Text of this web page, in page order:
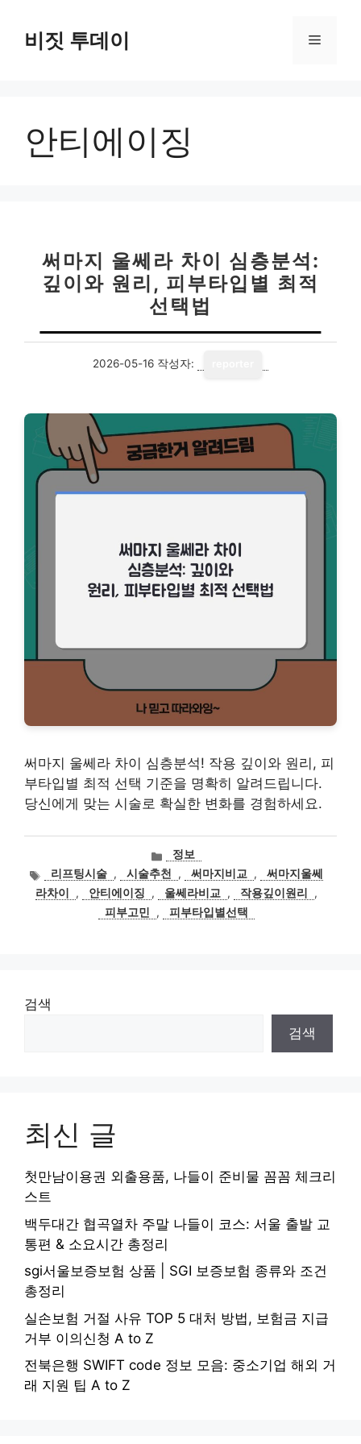
비짓 투데이 메
안티에이징
써마지 울쎄라 차이 심층분석:
깊이와 원리, 피부타입별 최적
선택법
2026-05-16 작성자:
써마지 울쎄라 차이 심층분석! 작용 깊이와 원리, 피
부타입별 최적 선택 기준을 명확히 알려드립니다.
당신에게 맞는 시술로 확실한 변화를 경험하세요.
카
테
고
리
정보
태
그
리프팅시술 , 시술추천 , 써마지비교 ,
써마지울쎄
라차이
, 안티에이징 , 울쎄라비교 , 작용깊이원리
,
피부고민
, 피부타입별선택
검색
검색
최신 글
첫만남이용권 외출용품, 나들이 준비물 꼼꼼 체크리
스트
백두대간 협곡열차 주말 나들이 코스: 서울 출발 교
통편 & 소요시간 총정리
sgi서울보증보험 상품 | SGI 보증보험 종류와 조건
총정리
실손보험 거절 사유 TOP 5 대처 방법, 보험금 지급
거부 이의신청 A to Z
전북은행 SWIFT code 정보 모음: 중소기업 해외 거
래 지원 팁 A to Z